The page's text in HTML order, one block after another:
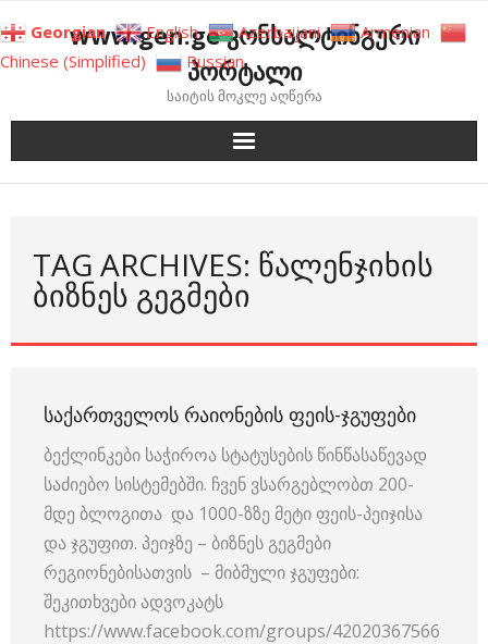
to
content
www.gen.ge კონსალტინგური
პორტალი
საიტის მოკლე აღწერა
TAG ARCHIVES: ᲬᲐᲚᲔᲜᲯᲘᲮᲘᲡ
ᲑᲘᲖᲜᲔᲡ ᲒᲔᲒᲛᲔᲑᲘ
ᲡᲐᲥᲐᲠᲗᲕᲔᲚᲝᲡ ᲠᲐᲘᲝᲜᲔᲑᲘᲡ ᲤᲔᲘᲡ-ᲯᲒᲣᲤᲔᲑᲘ
ბექლინკები საჭიროა სტატუსების წინწასაწევად
საძიებო სისტემებში. ჩვენ ვსარგებლობთ 200-
მდე ბლოგითა და 1000-ზზე მეტი ფეის-პეიჯისა
და ჯგუფით. პეიჯზე – ბიზნეს გეგმები
რეგიონებისათვის – მიბმული ჯგუფები:
შეკითხვები ადვოკატს
https://www.facebook.com/groups/42020367566
Georgian English Azerbaijani
Armenian
Chinese (Simplified)
Russian